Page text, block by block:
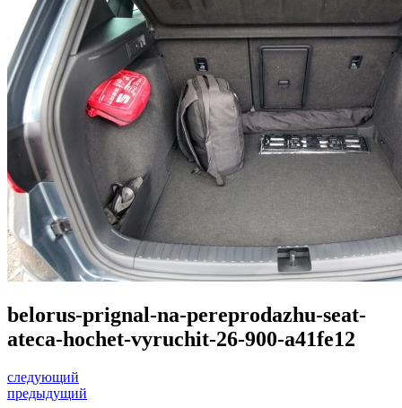
belorus-prignal-na-pereprodazhu-seat-
ateca-hochet-vyruchit-26-900-a41fe12
следующий
предыдущий